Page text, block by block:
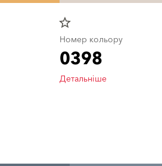
star_border
Номер кольору
0398
Детальніше